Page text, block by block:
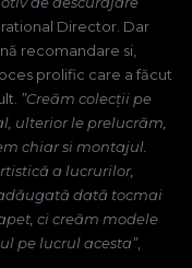
Director. Dar
recomandare si,
prolific care a făcut
”Creăm colecții pe
ulterior le prelucrăm,
chiar si montajul.
a lucrurilor,
dată tocmai
ci creăm modele
pe lucrul acesta”,